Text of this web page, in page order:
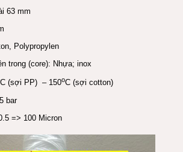
63 mm
Polypropylen
trong (core): Nhựa; inox
C (sợi PP) – 150oC (sợi cotton)
bar
=> 100 Micron